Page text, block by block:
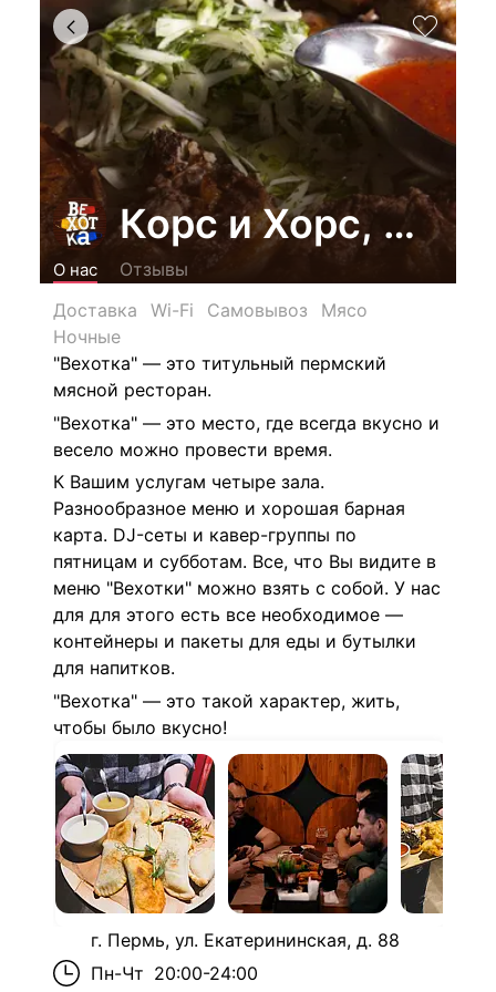
Корс и Хорс, ООО
О нас
Отзывы
Доставка
Wi-Fi Самовывоз
Мясо
Ночные
"Вехотка" — это титульный пермский
мясной ресторан.
"Вехотка" — это место, где всегда вкусно и
весело можно провести время.
К Вашим услугам четыре зала.
Разнообразное меню и хорошая барная
карта. DJ-сеты и кавер-группы по
пятницам и субботам. Все, что Вы видите в
меню "Вехотки" можно взять с собой. У нас
для для этого есть все необходимое —
контейнеры и пакеты для еды и бутылки
для напитков.
"Вехотка" — это такой характер, жить,
чтобы было вкусно!
г. Пермь, ул. Екатерининская, д. 88
Пн-Чт 20:00-24:00